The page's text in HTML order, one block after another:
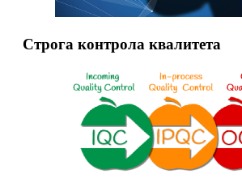
Строга контрола квалитета